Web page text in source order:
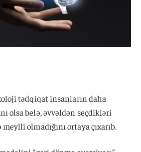
tədqiqat insanların daha
olsa belə, əvvəldən seçdikləri
olmadığını ortaya çıxarıb.